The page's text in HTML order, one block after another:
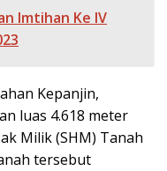
Imtihan Ke lV
Kepanjin,
luas 4.618 meter
Milik (SHM) Tanah
tersebut